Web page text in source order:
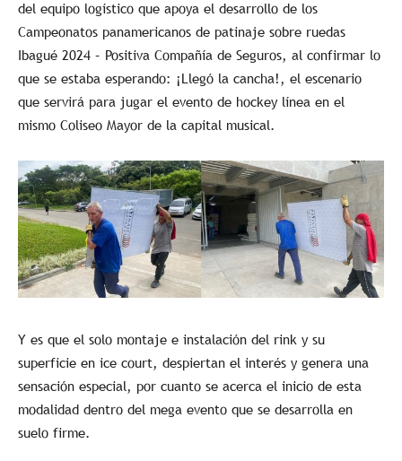
del equipo logístico que apoya el desarrollo de los
Campeonatos panamericanos de patinaje sobre ruedas
Ibagué 2024 – Positiva Compañía de Seguros, al confirmar lo
que se estaba esperando: ¡Llegó la cancha!, el escenario
que servirá para jugar el evento de hockey línea en el
mismo Coliseo Mayor de la capital musical.
Y es que el solo montaje e instalación del rink y su
superficie en ice court, despiertan el interés y genera una
sensación especial, por cuanto se acerca el inicio de esta
modalidad dentro del mega evento que se desarrolla en
suelo firme.